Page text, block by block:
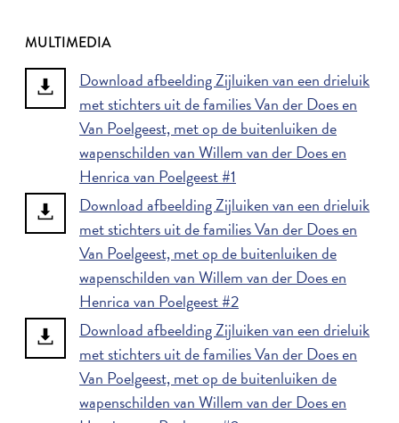
MULTIMEDIA
Download afbeelding Zijluiken van een drieluik
met stichters uit de families Van der Does en
Van Poelgeest, met op de buitenluiken de
wapenschilden van Willem van der Does en
Henrica van Poelgeest #1
Download afbeelding Zijluiken van een drieluik
met stichters uit de families Van der Does en
Van Poelgeest, met op de buitenluiken de
wapenschilden van Willem van der Does en
Henrica van Poelgeest #2
Download afbeelding Zijluiken van een drieluik
met stichters uit de families Van der Does en
Van Poelgeest, met op de buitenluiken de
wapenschilden van Willem van der Does en